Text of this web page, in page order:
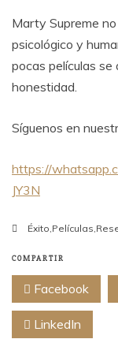
Marty Supreme
psicológico y
pocas películas
honestidad.
Síguenos en
https://
JY3N
Éxito,Películas,
COMPARTIR
Facebook
LinkedIn